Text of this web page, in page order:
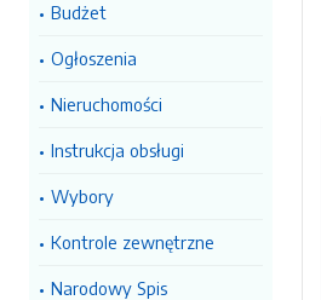
Budżet
Ogłoszenia
Nieruchomości
Instrukcja obsługi
Wybory
Kontrole zewnętrzne
Narodowy Spis